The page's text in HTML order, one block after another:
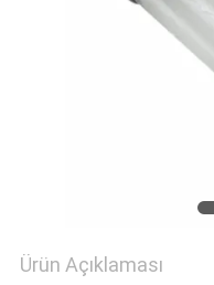
Ürün Açıklaması